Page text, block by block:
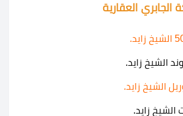
العقارية
.
الشيخ زايد.
الشيخ زايد.
الشيخ زايد.